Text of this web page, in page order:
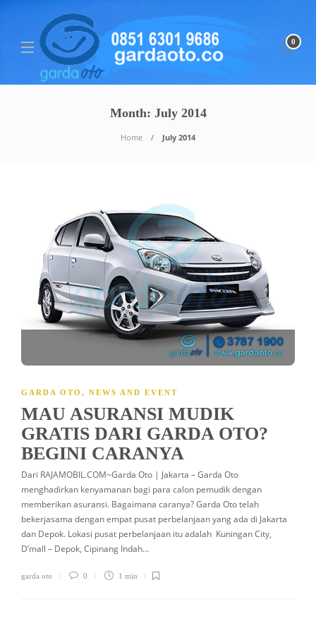
0
Month: July 2014
Home July 2014
GARDA OTO , NEWS AND EVENT
MAU ASURANSI MUDIK
GRATIS DARI GARDA OTO?
BEGINI CARANYA
Dari RAJAMOBIL.COM~Garda Oto | Jakarta – Garda Oto
menghadirkan kenyamanan bagi para calon pemudik dengan
memberikan asuransi. Bagaimana caranya? Garda Oto telah
bekerjasama dengan empat pusat perbelanjaan yang ada di Jakarta
dan Depok. Lokasi pusat perbelanjaan itu adalah Kuningan City,
D’mall – Depok, Cipinang Indah…
garda oto 0 1 min